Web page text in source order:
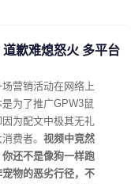
歉难熄怒火 多平台
营销活动在网络上
为了推广GPW3鼠
为配文中极其无礼
费者。 视频中竟然
还不是像狗一样跑
物的恶劣行径，不